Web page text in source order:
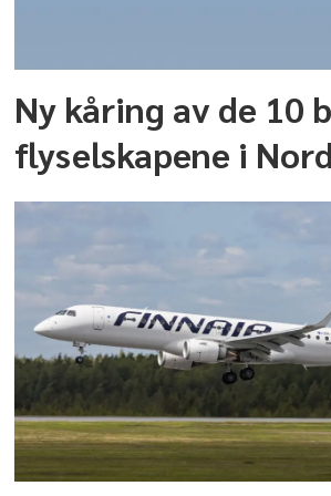
Ny kåring av de 10
flyselskapene i